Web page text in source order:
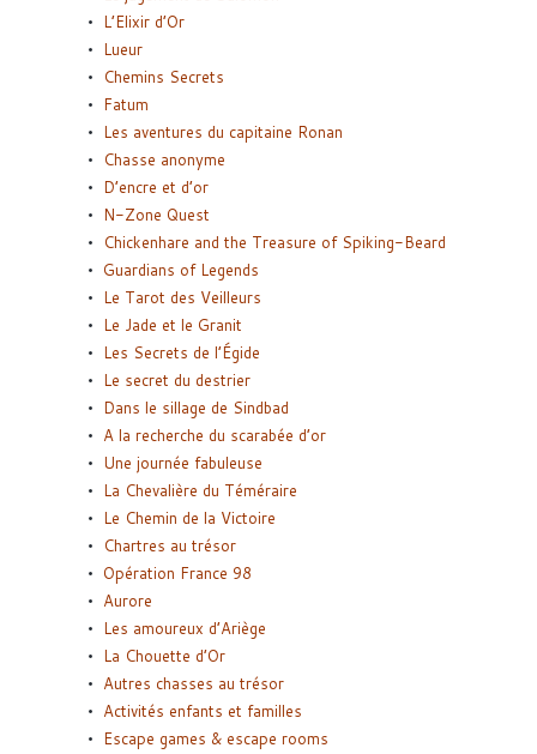
L’Elixir d’Or
Lueur
Chemins Secrets
Fatum
Les aventures du capitaine Ronan
Chasse anonyme
D’encre et d’or
N-Zone Quest
Chickenhare and the Treasure of Spiking-Beard
Guardians of Legends
Le Tarot des Veilleurs
Le Jade et le Granit
Les Secrets de l’Égide
Le secret du destrier
Dans le sillage de Sindbad
A la recherche du scarabée d’or
Une journée fabuleuse
La Chevalière du Téméraire
Le Chemin de la Victoire
Chartres au trésor
Opération France 98
Aurore
Les amoureux d’Ariège
La Chouette d’Or
Autres chasses au trésor
Activités enfants et familles
Escape games & escape rooms